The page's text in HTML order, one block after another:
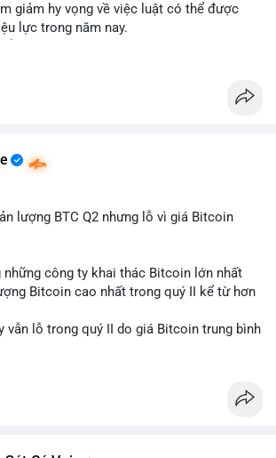
giảm hy vọng về việc luật có thể được
lực trong năm nay.
sản số tại Mỹ.
crypto tại Mỹ.
lượng BTC Q2 nhưng lỗ vì giá Bitcoin
những công ty khai thác Bitcoin lớn nhất
Bitcoin cao nhất trong quý II kể từ hơn
vẫn lỗ trong quý II do giá Bitcoin trung bình
không đủ bù đắp cho sự suy giảm giá trị